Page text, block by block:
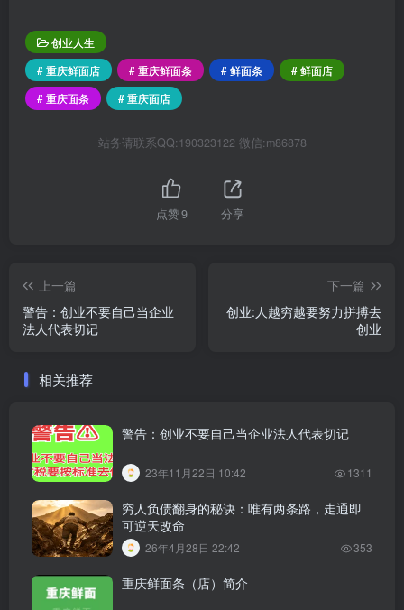
创业人生
# 重庆鲜面店
# 重庆鲜面条 # 鲜面条
# 鲜面店
# 重庆面条
# 重庆面店
站务请联系QQ:190323122 微信:m86878
点赞9 分享
上一篇
警告：创业不要自己当企业
法人代表切记
下一篇
创业:人越穷越要努力拼搏去
创业
相关推荐
警告：创业不要自己当企业法人代表切记
23年11月22日 10:42 1311
穷人负债翻身的秘诀：唯有两条路，走通即
可逆天改命
26年4月28日 22:42 353
重庆鲜面条（店）简介